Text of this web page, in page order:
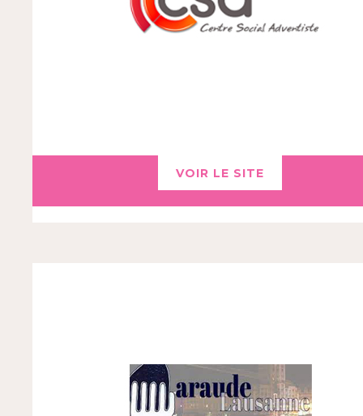
VOIR LE SITE